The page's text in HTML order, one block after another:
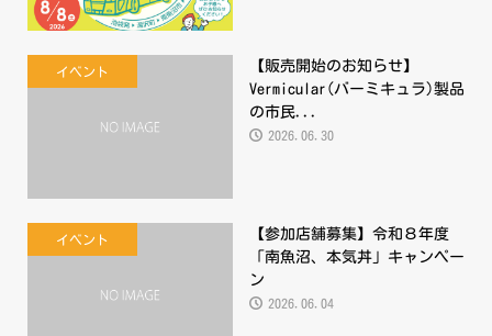
イベント
【販売開始のお知らせ】
Vermicular(バーミキュラ)製品
の市民...
2026.06.30
イベント
【参加店舗募集】令和８年度
「南魚沼、本気丼」キャンペー
ン
2026.06.04